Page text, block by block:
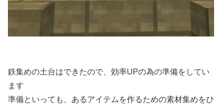
鉄集めの土台はできたので、効率UPの為の準備をしてい
ます
準備といっても、あるアイテムを作るための素材集めをひ